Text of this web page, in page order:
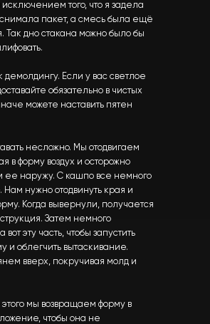
исключением того, что я задела
снимала пакет, а смесь была ещё
Так дно стакана можно было бы
демолдингу. Если у вас светлое
обязательно в чистых
можете наставить пятен
несложно. Мы отодвигаем
в форму воздух и осторожно
ее наружу. С кашпо все немного
нужно отодвинуть края и
Когда вывернули, получается
Затем немного
эту часть, чтобы запустить
и облегчить вытаскивание.
вверх, покручивая молд и
мы возвращаем форму в
чтобы она не